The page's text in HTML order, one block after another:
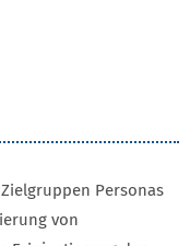
Personas
von